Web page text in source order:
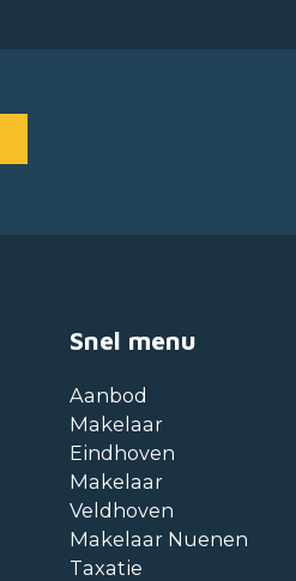
Snel menu
Aanbod
Makelaar
Eindhoven
Makelaar
Veldhoven
Makelaar Nuenen
Taxatie